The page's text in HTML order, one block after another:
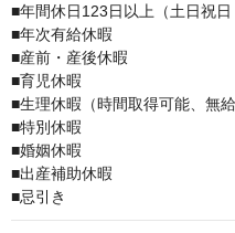
■年間休日123日以上（土日祝日
■年次有給休暇
■産前・産後休暇
■育児休暇
■生理休暇（時間取得可能、無給
■特別休暇
■婚姻休暇
■出産補助休暇
■忌引き